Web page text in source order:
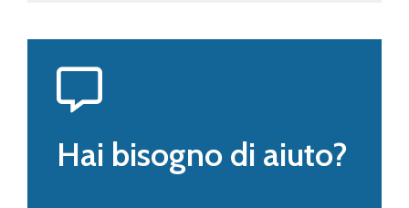
Hai bisogno di aiuto?